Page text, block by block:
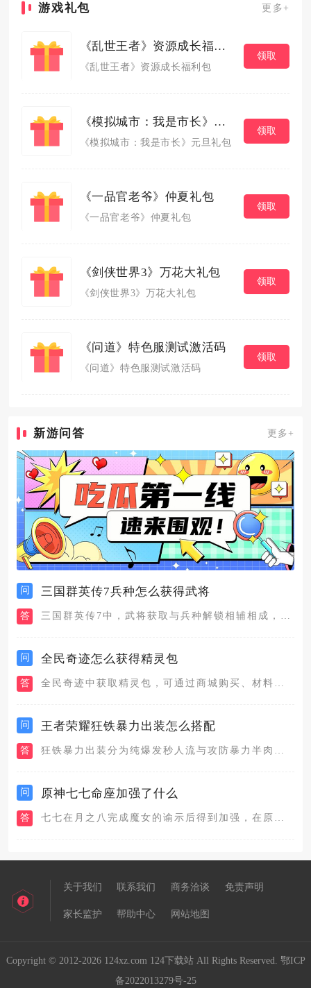
游戏礼包 更多+
《乱世王者》资源成长福利包
《乱世王者》资源成长福利包
领取
《模拟城市：我是市长》元旦礼包
《模拟城市：我是市长》元旦礼包
领取
《一品官老爷》仲夏礼包
《一品官老爷》仲夏礼包
领取
《剑侠世界3》万花大礼包
《剑侠世界3》万花大礼包
领取
《问道》特色服测试激活码
《问道》特色服测试激活码
领取
新游问答 更多+
问 三国群英传7兵种怎么获得武将
答
问 全民奇迹怎么获得精灵包
答
问 王者荣耀狂铁暴力出装怎么搭配
答
问 原神七七命座加强了什么
答
关于我们 联系我们 商务洽谈 免责声明
家长监护 帮助中心 网站地图
Copyright © 2012-2026 124xz.com 124下载站 All Rights Reserved. 鄂ICP
备2022013279号-25